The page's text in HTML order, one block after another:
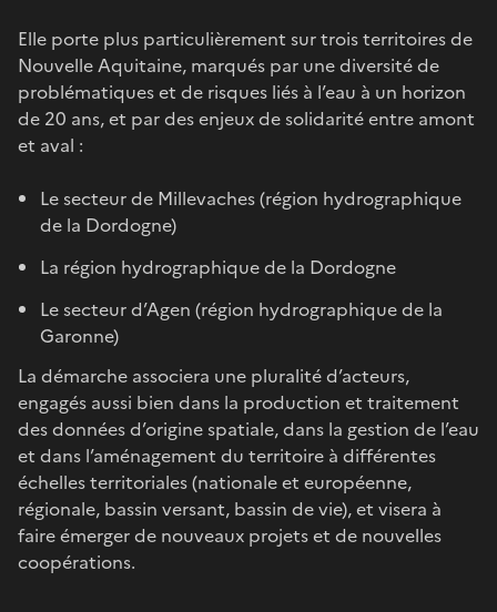
Elle porte plus particulièrement sur trois territoires de
Nouvelle Aquitaine, marqués par une diversité de
problématiques et de risques liés à l’eau à un horizon
de 20 ans, et par des enjeux de solidarité entre amont
et aval :
Le secteur de Millevaches (région hydrographique
de la Dordogne)
La région hydrographique de la Dordogne
Le secteur d’Agen (région hydrographique de la
Garonne)
La démarche associera une pluralité d’acteurs,
engagés aussi bien dans la production et traitement
des données d’origine spatiale, dans la gestion de l’eau
et dans l’aménagement du territoire à différentes
échelles territoriales (nationale et européenne,
régionale, bassin versant, bassin de vie), et visera à
faire émerger de nouveaux projets et de nouvelles
coopérations.